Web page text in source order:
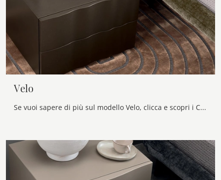
Velo
Se vuoi sapere di più sul modello Velo, clicca e scopri i Comodini e comò Calligaris ideali per la tua camera da letto.